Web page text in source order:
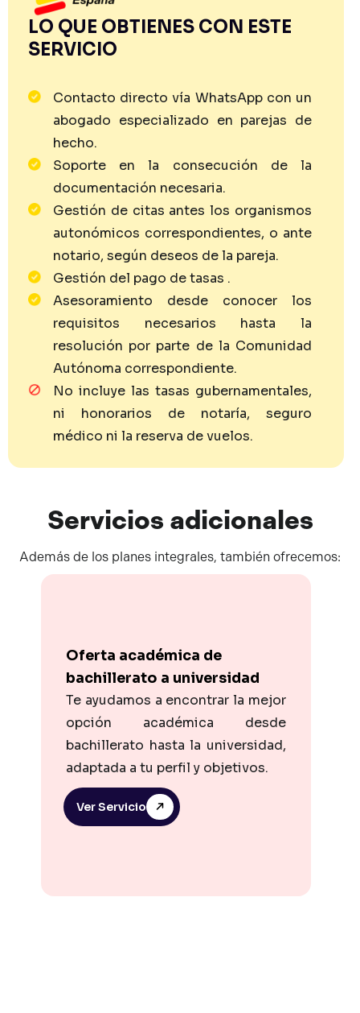
LO QUE OBTIENES CON ESTE
SERVICIO
Contacto directo vía WhatsApp con un
abogado especializado en parejas de
hecho.
Soporte en la consecución de la
documentación necesaria.
Gestión de citas antes los organismos
autonómicos correspondientes, o ante
notario, según deseos de la pareja.
Gestión del pago de tasas .
Asesoramiento desde conocer los
requisitos necesarios hasta la
resolución por parte de la Comunidad
Autónoma correspondiente.
No incluye las tasas gubernamentales,
ni honorarios de notaría, seguro
médico ni la reserva de vuelos.
Servicios adicionales
Además de los planes integrales, también ofrecemos:
Oferta académica de
bachillerato a universidad
Te ayudamos a encontrar la mejor
opción académica desde
bachillerato hasta la universidad,
adaptada a tu perfil y objetivos.
Ver Servicio